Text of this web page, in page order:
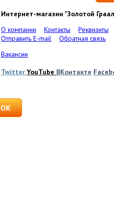
Интернет-магазин "Золотой
О компании
Контакты
Реквизиты
Отправить E-mail
Обратная связь
Вакансии
Twitter YouTube ВКонтакте
OK